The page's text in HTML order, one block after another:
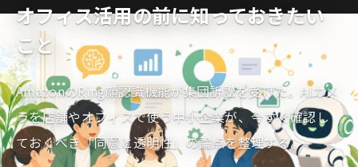
オフィス活用の前に知っておきたい
こと
AmazonのRing顔認識機能が集団訴訟を受けた。AIカメ
ラを店舗やオフィスで使う中小企業が、今すぐ確認し
ておくべき「同意と透明性」の論点を整理する。